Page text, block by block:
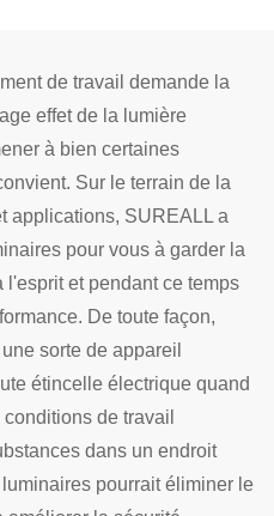
de travail demande la
effet de la lumière
à bien certaines
Sur le terrain de la
applications, SUREALL a
pour vous à garder la
et pendant ce temps
De toute façon,
sorte de appareil
étincelle électrique quand
de travail
dans un endroit
pourrait éliminer le